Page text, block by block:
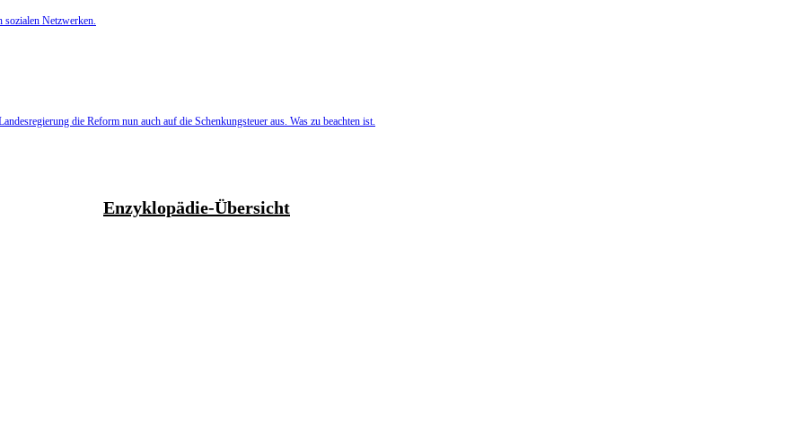
sozialen Netzwerken.
die Reform nun auch auf die Schenkungsteuer aus. Was zu beachten ist.
Enzyklopädie-Übersicht